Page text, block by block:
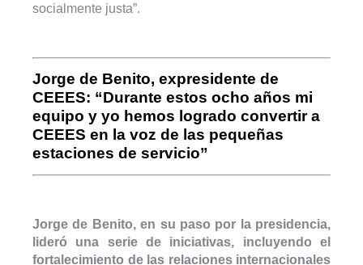
socialmente justa”.
Jorge de Benito, expresidente de
CEEES: “Durante estos ocho años mi
equipo y yo hemos logrado convertir a
CEEES en la voz de las pequeñas
estaciones de servicio”
Jorge de Benito, en su paso por la presidencia,
lideró una serie de iniciativas, incluyendo el
fortalecimiento de las relaciones internacionales